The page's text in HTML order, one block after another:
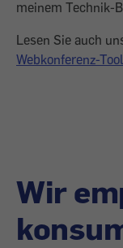
meinem Technik-
Lesen Sie auch
Webkonferenz-
Wir